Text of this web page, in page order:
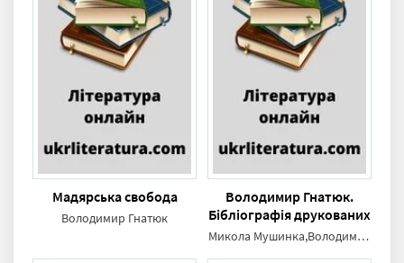
Мадярська свобода
Володимир Гнатюк
Володимир Гнатюк.
Бібліографія друкованих
праць
Микола Мушинка,Володимир Гнатюк